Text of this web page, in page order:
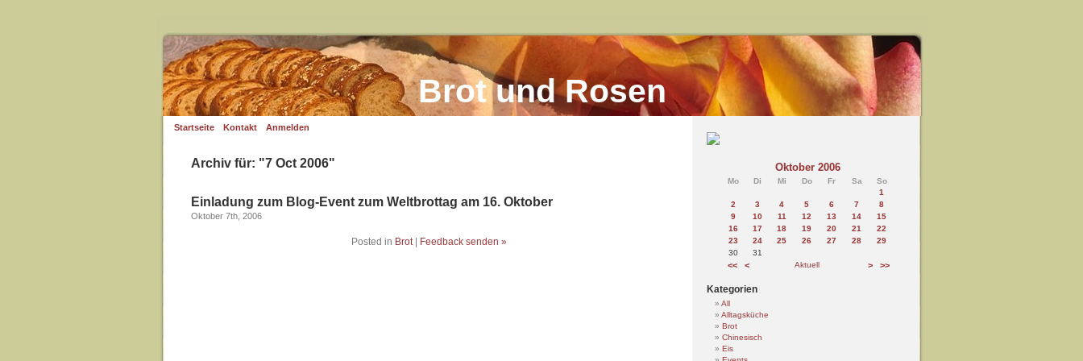
Brot und Rosen
Startseite Kontakt Anmelden
Archiv für: "7 Oct 2006"
Einladung zum Blog-Event zum Weltbrottag am 16. Oktober
Oktober 7th, 2006
Posted in Brot| Feedback senden »
Oktober 2006
Mo Di Mi Do Fr Sa
So
1
2
3 4 5 6 7
8
9
10 11 12 13 14
15
16
17 18 19 20 21
22
23
24 25 26 27 28
29
30
31
<< < Aktuell > >>
Kategorien
All
Alltagsküche
Brot
Chinesisch
Eis